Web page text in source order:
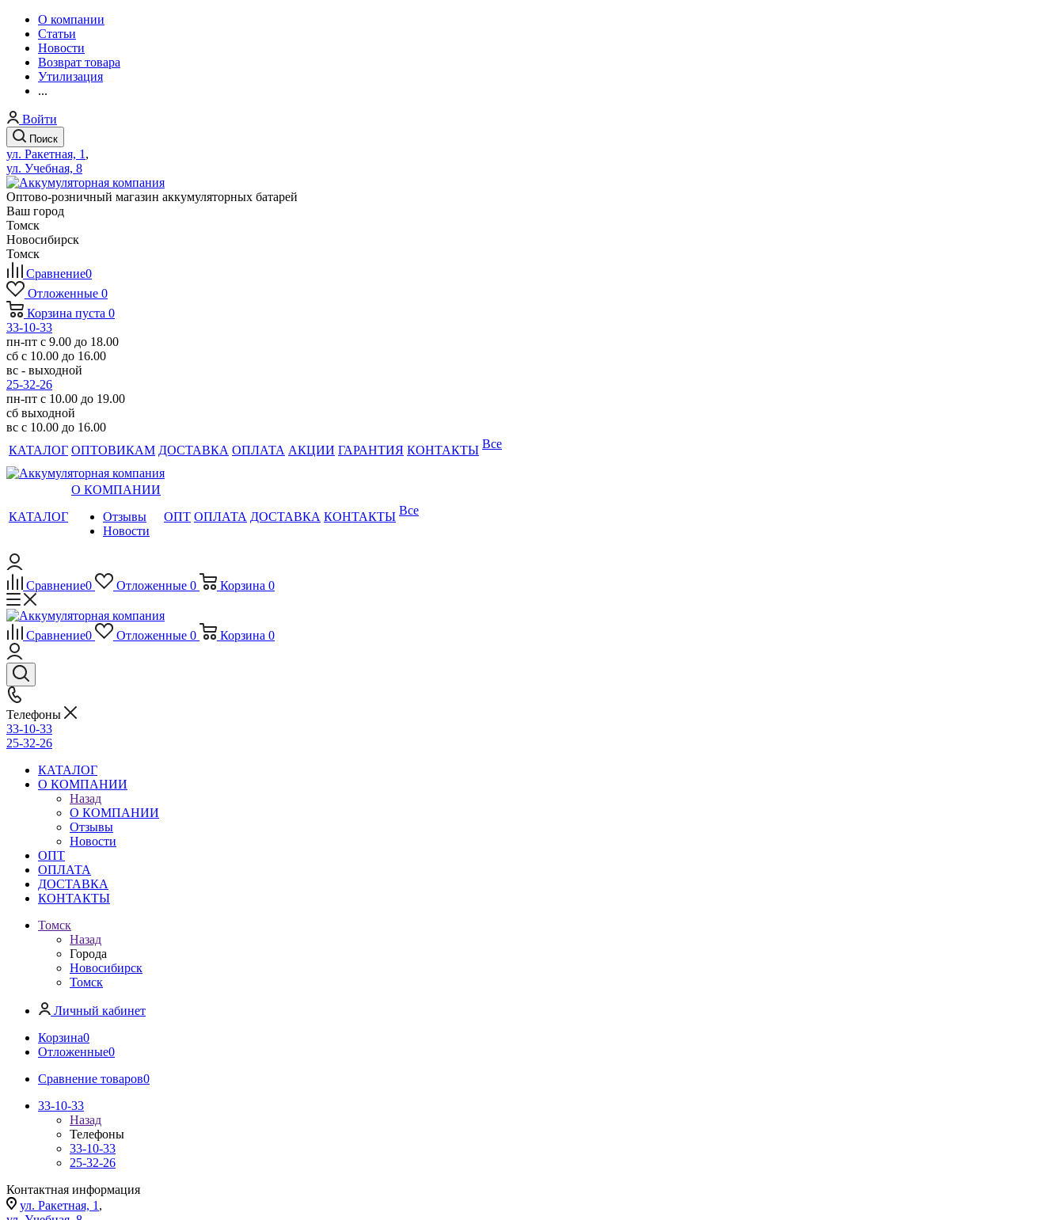
О компании
Статьи
Новости
Возврат товара
Утилизация
...
Войти
Поиск
ул. Ракетная, 1 ,
ул. Учебная, 8
Оптово-розничный магазин аккумуляторных батарей
Ваш город
Томск
Новосибирск
Томск
Сравнение0
Отложенные 0
Корзина пуста 0
33-10-33
пн-пт с 9.00 до 18.00
сб с 10.00 до 16.00
вс - выходной
25-32-26
пн-пт с 10.00 до 19.00
сб выходной
вс с 10.00 до 16.00
КАТАЛОГ ОПТОВИКАМ ДОСТАВКА ОПЛАТА АКЦИИ ГАРАНТИЯ КОНТАКТЫ Все
КАТАЛОГ
О КОМПАНИИ
Отзывы
Новости
ОПТ ОПЛАТА ДОСТАВКА КОНТАКТЫ Все
Сравнение0 Отложенные 0 Корзина 0
Сравнение0 Отложенные 0 Корзина 0
Телефоны
33-10-33
25-32-26
КАТАЛОГ
О КОМПАНИИ
Назад
О КОМПАНИИ
Отзывы
Новости
ОПТ
ОПЛАТА
ДОСТАВКА
КОНТАКТЫ
Томск
Назад
Города
Новосибирск
Томск
Личный кабинет
Корзина0
Отложенные0
Сравнение товаров0
33-10-33
Назад
Телефоны
33-10-33
25-32-26
Контактная информация
ул. Ракетная, 1 ,